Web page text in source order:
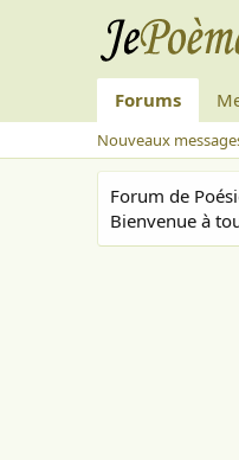
Forums
Nouveaux
Forum de
Bienvenue à